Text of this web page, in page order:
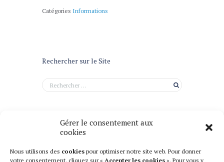
Gérer le consentement aux
cookies
Nous utilisons des cookies pour optimiser notre site web. Pour donner
votre consentement, cliquez sur « Accepter les cookies ». Pour vous y
Catégories Informations
Rechercher sur le Site